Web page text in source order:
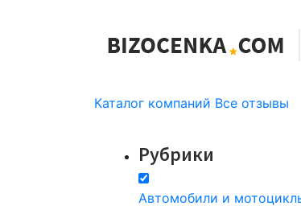
Каталог компаний Все отзывы
Рубрики
Автомобили и